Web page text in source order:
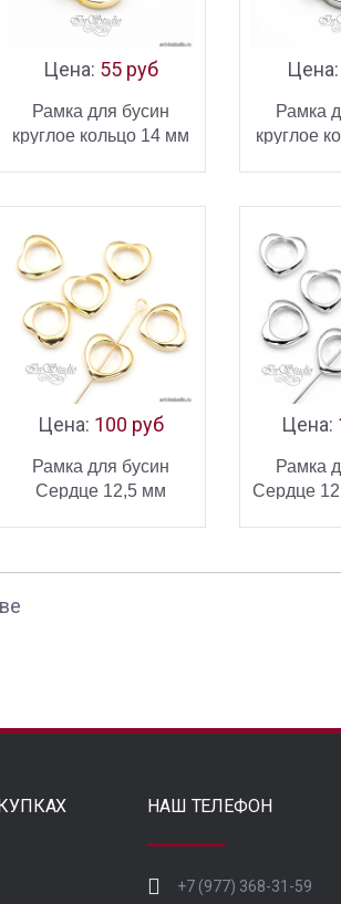
Цена: 55 руб
Рамка для бусин
круглое кольцо 14 мм
В КОРЗИНУ
КУПИТЬ
Цена:
Рамка
круглое
В
Цена: 100 руб
Рамка для бусин
Сердце 12,5 мм
В КОРЗИНУ
Цена:
Рамка
Сердце
В
НАШ ТЕЛЕФОН
+7 (977) 368-31-59